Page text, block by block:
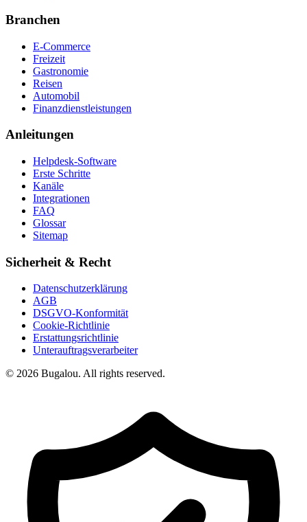
Branchen
E-Commerce
Freizeit
Gastronomie
Reisen
Automobil
Finanzdienstleistungen
Anleitungen
Helpdesk-Software
Erste Schritte
Kanäle
Integrationen
FAQ
Glossar
Sitemap
Sicherheit & Recht
Datenschutzerklärung
AGB
DSGVO-Konformität
Cookie-Richtlinie
Erstattungsrichtlinie
Unterauftragsverarbeiter
© 2026 Bugalou. All rights reserved.